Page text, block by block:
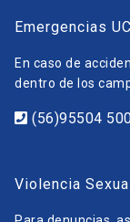
Emergencias UC
En caso de
dentro de los
(56)95504
Violencia Sexual